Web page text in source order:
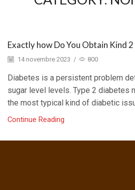
Exactly how Do You Obtain Kind
14 novembre 2023 / 800
Diabetes is a persistent problem
sugar level levels. Type 2 diabetes
the most typical kind of diabetic
Continue Reading